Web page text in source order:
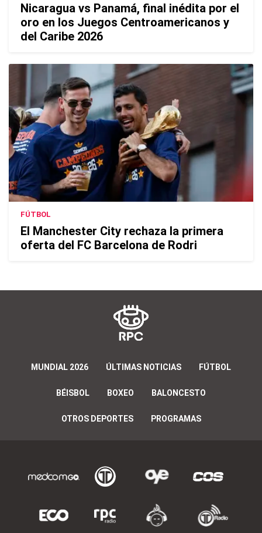
Nicaragua vs Panamá, final inédita por el
oro en los Juegos Centroamericanos y
del Caribe 2026
FÚTBOL
El Manchester City rechaza la primera
oferta del FC Barcelona de Rodri
MUNDIAL 2026 ÚLTIMAS NOTICIAS FÚTBOL
BÉISBOL BOXEO BALONCESTO
OTROS DEPORTES PROGRAMAS